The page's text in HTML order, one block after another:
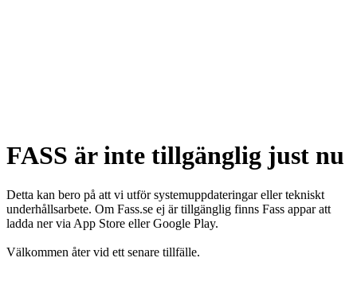
FASS är inte tillgänglig just nu
Detta kan bero på att vi utför systemuppdateringar eller tekniskt
underhållsarbete. Om Fass.se ej är tillgänglig finns Fass appar att
ladda ner via App Store eller Google Play.
Välkommen åter vid ett senare tillfälle.